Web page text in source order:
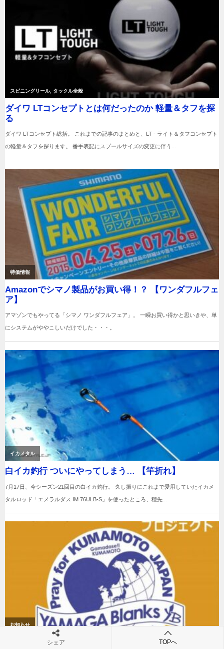
シェア TOPへ